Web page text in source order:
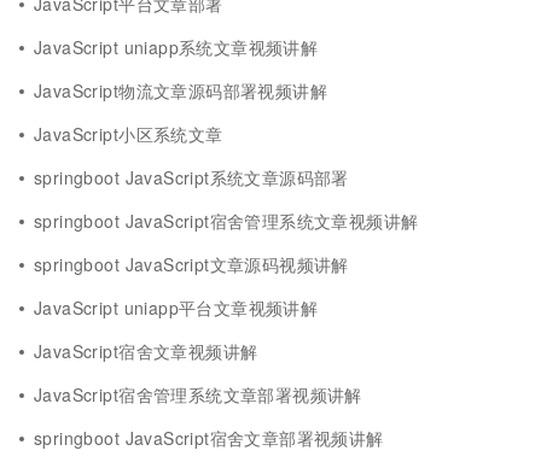
JavaScript uniapp系统文章视频讲解
JavaScript物流文章源码部署视频讲解
JavaScript小区系统文章
springboot JavaScript系统文章源码部署
springboot JavaScript宿舍管理系统文章视频讲解
springboot JavaScript文章源码视频讲解
JavaScript uniapp平台文章视频讲解
JavaScript宿舍文章视频讲解
JavaScript宿舍管理系统文章部署视频讲解
springboot JavaScript宿舍文章部署视频讲解